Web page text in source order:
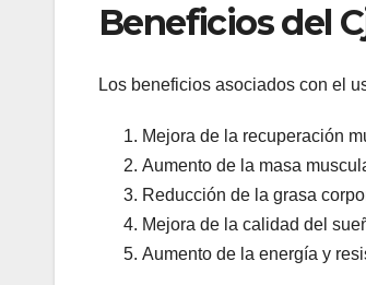
Beneficios del
Los beneficios asociados con el
Mejora de la recuperación
Aumento de la masa
Reducción de la grasa
Mejora de la calidad del
Aumento de la energía y